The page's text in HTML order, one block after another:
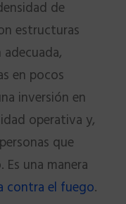
de
estructuras
en pocos
inversión en
operativa y,
que
una manera
contra el fuego.